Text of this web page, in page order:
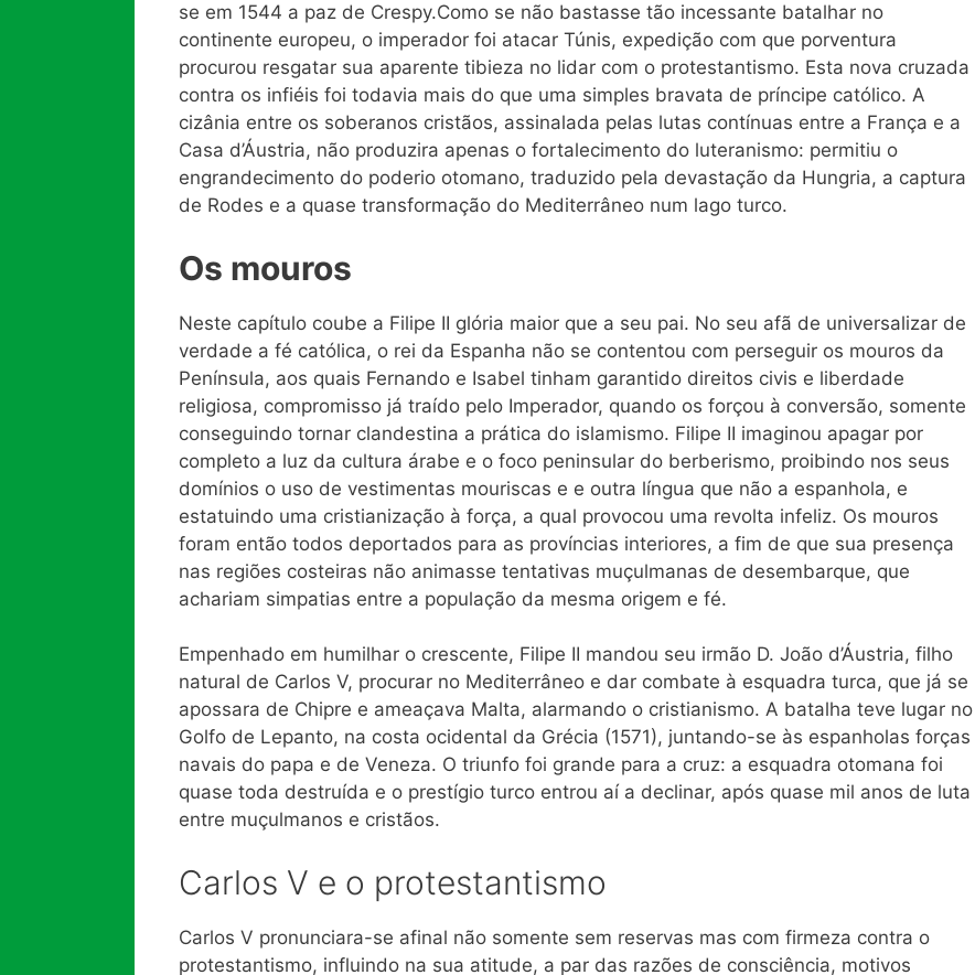
se em 1544 a paz de Crespy.Como se não bastasse tão incessante batalhar no
continente europeu, o imperador foi atacar Túnis, expedição com que porventura
procurou resgatar sua aparente tibieza no lidar com o protestantismo. Esta nova cruzada
contra os infiéis foi todavia mais do que uma simples bravata de príncipe católico. A
cizânia entre os soberanos cristãos, assinalada pelas lutas contínuas entre a França e a
Casa d’Áustria, não produzira apenas o fortalecimento do luteranismo: permitiu o
engrandecimento do poderio otomano, traduzido pela devastação da Hungria, a captura
de Rodes e a quase transformação do Mediterrâneo num lago turco.
Os mouros
Neste capítulo coube a Filipe II glória maior que a seu pai. No seu afã de universalizar de
verdade a fé católica, o rei da Espanha não se contentou com perseguir os mouros da
Península, aos quais Fernando e Isabel tinham garantido direitos civis e liberdade
religiosa, compromisso já traído pelo Imperador, quando os forçou à conversão, somente
conseguindo tornar clandestina a prática do islamismo. Filipe II imaginou apagar por
completo a luz da cultura árabe e o foco peninsular do berberismo, proibindo nos seus
domínios o uso de vestimentas mouriscas e e outra língua que não a espanhola, e
estatuindo uma cristianização à força, a qual provocou uma revolta infeliz. Os mouros
foram então todos deportados para as províncias interiores, a fim de que sua presença
nas regiões costeiras não animasse tentativas muçulmanas de desembarque, que
achariam simpatias entre a população da mesma origem e fé.
Empenhado em humilhar o crescente, Filipe II mandou seu irmão D. João d’Áustria, filho
natural de Carlos V, procurar no Mediterrâneo e dar combate à esquadra turca, que já se
apossara de Chipre e ameaçava Malta, alarmando o cristianismo. A batalha teve lugar no
Golfo de Lepanto, na costa ocidental da Grécia (1571), juntando-se às espanholas forças
navais do papa e de Veneza. O triunfo foi grande para a cruz: a esquadra otomana foi
quase toda destruída e o prestígio turco entrou aí a declinar, após quase mil anos de luta
entre muçulmanos e cristãos.
Carlos V e o protestantismo
Carlos V pronunciara-se afinal não somente sem reservas mas com firmeza contra o
protestantismo, influindo na sua atitude, a par das razões de consciência, motivos